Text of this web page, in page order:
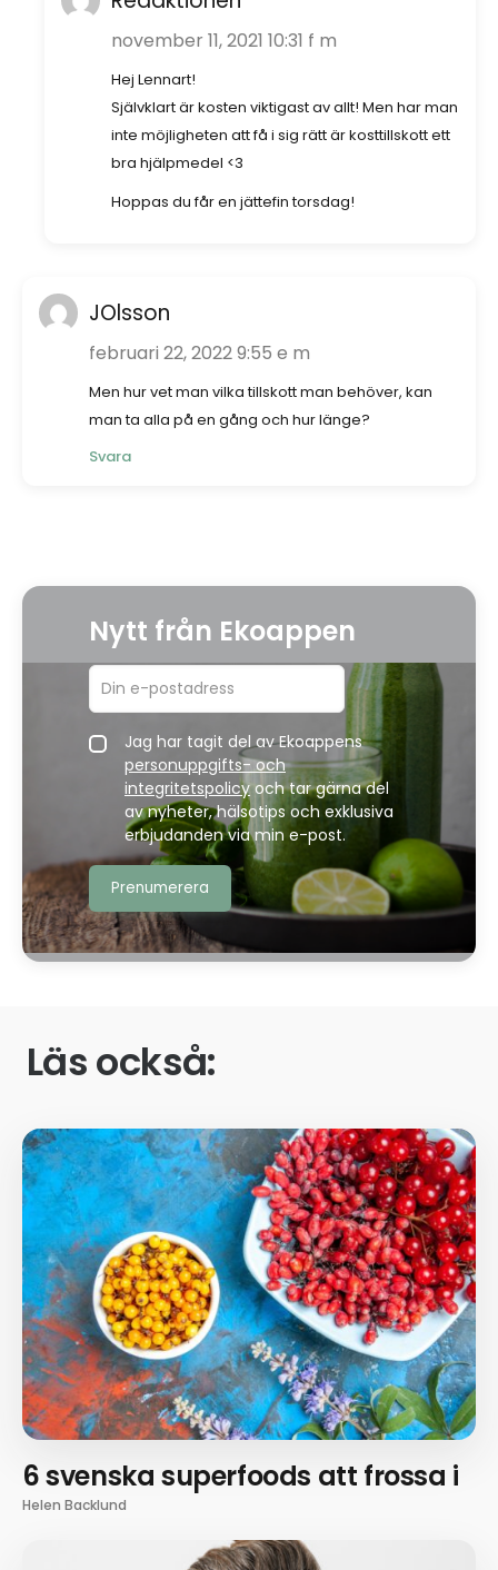
november 11, 2021 10:31 f m
Hej Lennart!
Självklart är kosten viktigast av allt! Men har man
inte möjligheten att få i sig rätt är kosttillskott ett
bra hjälpmedel <3
Hoppas du får en jättefin torsdag!
JOlsson
februari 22, 2022 9:55 e m
Men hur vet man vilka tillskott man behöver, kan
man ta alla på en gång och hur länge?
Svara
Nytt från Ekoappen
Jag har tagit del av Ekoappens
personuppgifts- och
integritetspolicyoch tar gärna del
av nyheter, hälsotips och exklusiva
erbjudanden via min e-post.
Läs också:
6 svenska superfoods att frossa i
Helen Backlund